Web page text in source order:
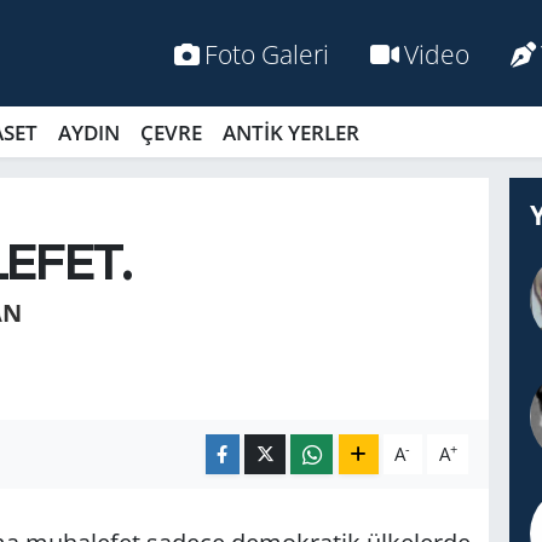
Foto Galeri Video
AYDIN ÇEVRE ANTİK YERLER
A- A+